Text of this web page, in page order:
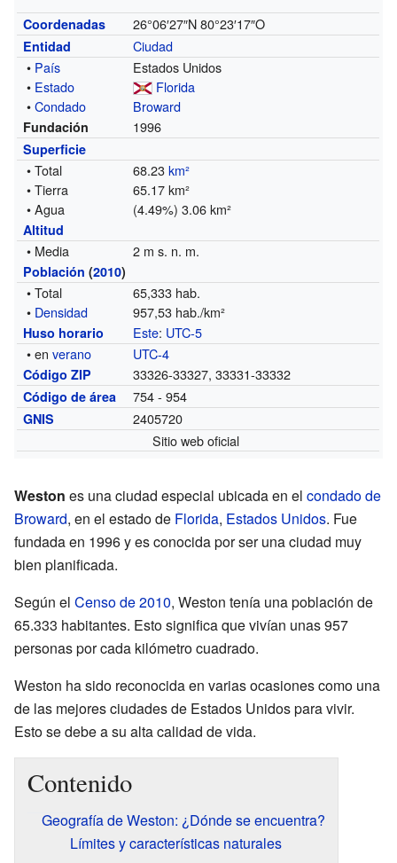
Coordenadas 26°06′27″N 80°23′17″O
Entidad
Ciudad
• País
Estados Unidos
• Estado
Florida
•Condado Broward
Fundación 1996
Superficie
• Total 68.23km²
• Tierra
65.17 km²
• Agua
(4.49%) 3.06 km²
Altitud
• Media 2 m s. n. m.
Población (2010)
• Total
65,333 hab.
• Densidad 957,53 hab./km²
Huso horario Este: UTC-5
• enverano UTC-4
Código ZIP 33326-33327, 33331-33332
Código de área 754 - 954
GNIS
2405720
Sitio web oficial
Weston es una ciudad especial ubicada en el condado de
Broward, en el estado de Florida, Estados Unidos. Fue
fundada en 1996 y es conocida por ser una ciudad muy
bien planificada.
Según el Censo de 2010, Weston tenía una población de
65.333 habitantes. Esto significa que vivían unas 957
personas por cada kilómetro cuadrado.
Weston ha sido reconocida en varias ocasiones como una
de las mejores ciudades de Estados Unidos para vivir.
Esto se debe a su alta calidad de vida.
Contenido
Geografía de Weston: ¿Dónde se encuentra?
Límites y características naturales